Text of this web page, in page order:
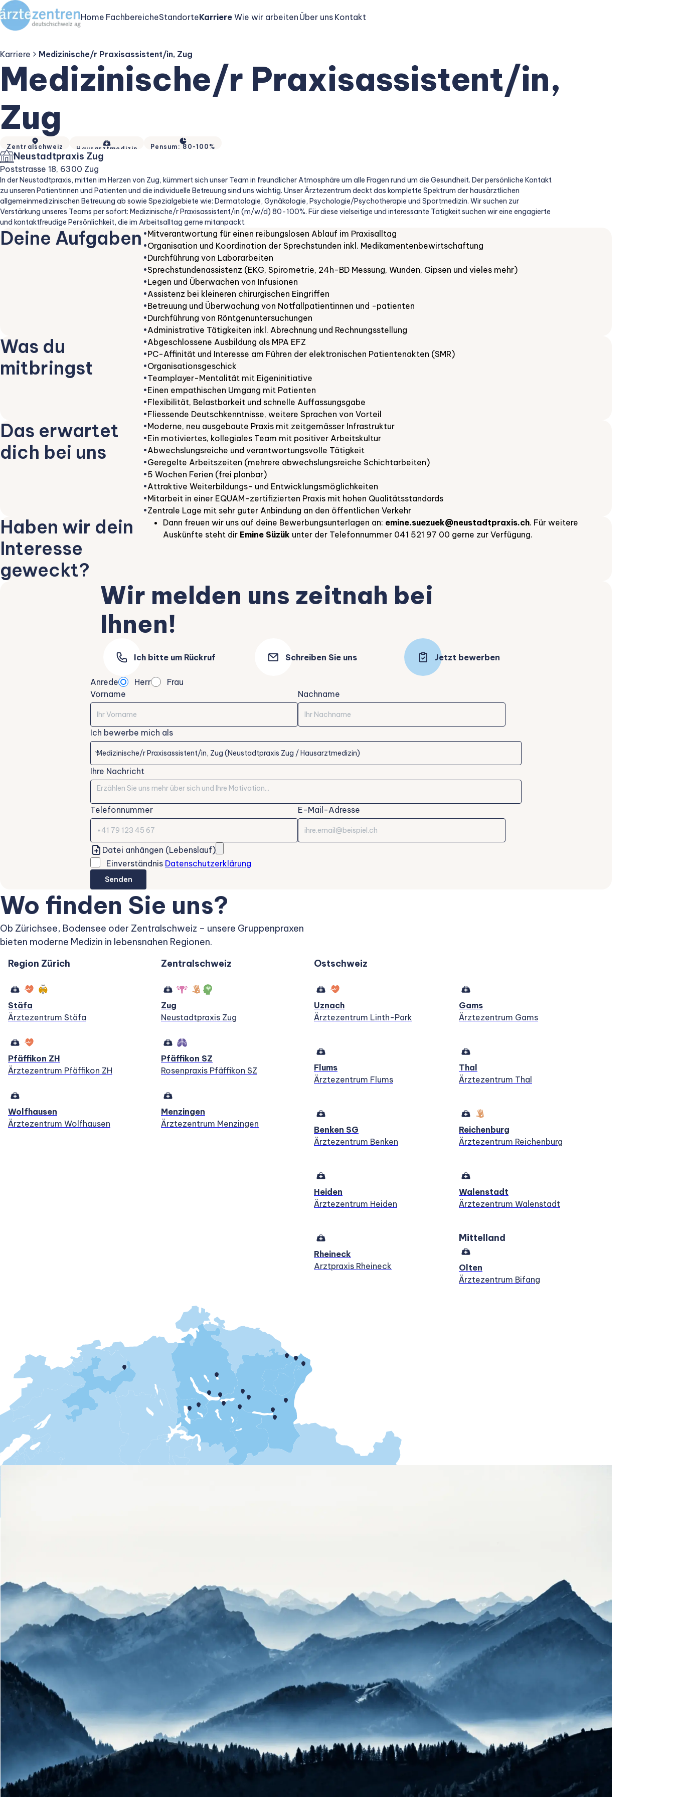
Home FachbereicheStandorteKarriere Wie wir arbeiten Über uns Kontakt
Karriere Medizinische/r Praxisassistent/in, Zug
Medizinische/r Praxisassistent/in,
Zug
Zentralschweiz Hausarztmedizin Pensum: 80-100%
Neustadtpraxis Zug
Poststrasse 18, 6300 Zug
In der Neustadtpraxis, mitten im Herzen von Zug, kümmert sich unser Team in freundlicher Atmosphäre um alle Fragen rund um die Gesundheit. Der persönliche Kontakt
zu unseren Patientinnen und Patienten und die individuelle Betreuung sind uns wichtig. Unser Ärztezentrum deckt das komplette Spektrum der hausärztlichen
allgemeinmedizinischen Betreuung ab sowie Spezialgebiete wie: Dermatologie, Gynäkologie, Psychologie/Psychotherapie und Sportmedizin. Wir suchen zur
Verstärkung unseres Teams per sofort: Medizinische/r Praxisassistent/in (m/w/d) 80-100%. Für diese vielseitige und interessante Tätigkeit suchen wir eine engagierte
und kontaktfreudige Persönlichkeit, die im Arbeitsalltag gerne mitanpackt.
Deine Aufgaben •Mitverantwortung für einen reibungslosen Ablauf im Praxisalltag
•Organisation und Koordination der Sprechstunden inkl. Medikamentenbewirtschaftung
•Durchführung von Laborarbeiten
•Sprechstundenassistenz (EKG, Spirometrie, 24h-BD Messung, Wunden, Gipsen und vieles mehr)
•Legen und Überwachen von Infusionen
•Assistenz bei kleineren chirurgischen Eingriffen
•Betreuung und Überwachung von Notfallpatientinnen und -patienten
•Durchführung von Röntgenuntersuchungen
•Administrative Tätigkeiten inkl. Abrechnung und Rechnungsstellung
Was du
mitbringst
•Abgeschlossene Ausbildung als MPA EFZ
•PC-Affinität und Interesse am Führen der elektronischen Patientenakten (SMR)
•Organisationsgeschick
•Teamplayer-Mentalität mit Eigeninitiative
•Einen empathischen Umgang mit Patienten
•Flexibilität, Belastbarkeit und schnelle Auffassungsgabe
•Fliessende Deutschkenntnisse, weitere Sprachen von Vorteil
Das erwartet
dich bei uns
•Moderne, neu ausgebaute Praxis mit zeitgemässer Infrastruktur
•Ein motiviertes, kollegiales Team mit positiver Arbeitskultur
•Abwechslungsreiche und verantwortungsvolle Tätigkeit
•Geregelte Arbeitszeiten (mehrere abwechslungsreiche Schichtarbeiten)
•5 Wochen Ferien (frei planbar)
•Attraktive Weiterbildungs- und Entwicklungsmöglichkeiten
•Mitarbeit in einer EQUAM-zertifizierten Praxis mit hohen Qualitätsstandards
•Zentrale Lage mit sehr guter Anbindung an den öffentlichen Verkehr
Haben wir dein
Interesse
geweckt?
Dann freuen wir uns auf deine Bewerbungsunterlagen an: emine.suezuek@neustadtpraxis.ch. Für weitere
Auskünfte steht dir Emine Süzük unter der Telefonnummer 041 521 97 00 gerne zur Verfügung.
Wir melden uns zeitnah bei
Ihnen!
Ich bitte um Rückruf Schreiben Sie uns Jetzt bewerben
Anrede Herr
Frau
Vorname
Nachname
Ich bewerbe mich als
Ihre Nachricht
Telefonnummer E-Mail-Adresse
Datei anhängen (Lebenslauf)
Einverständnis Datenschutzerklärung
Senden
Wo finden Sie uns?
Ob Zürichsee, Bodensee oder Zentralschweiz – unsere Gruppenpraxen
bieten moderne Medizin in lebensnahen Regionen.
Region Zürich
Stäfa
Ärztezentrum Stäfa
Pfäffikon ZH
Ärztezentrum Pfäffikon ZH
Wolfhausen
Ärztezentrum Wolfhausen
Zentralschweiz
Zug
Neustadtpraxis Zug
Pfäffikon SZ
Rosenpraxis Pfäffikon SZ
Menzingen
Ärztezentrum Menzingen
Ostschweiz
Uznach
Ärztezentrum Linth-Park
Gams
Ärztezentrum Gams
Flums
Ärztezentrum Flums
Thal
Ärztezentrum Thal
Benken SG
Ärztezentrum Benken
Reichenburg
Ärztezentrum Reichenburg
Heiden
Ärztezentrum Heiden
Walenstadt
Ärztezentrum Walenstadt
Rheineck
Arztpraxis Rheineck
Mittelland
Olten
Ärztezentrum Bifang